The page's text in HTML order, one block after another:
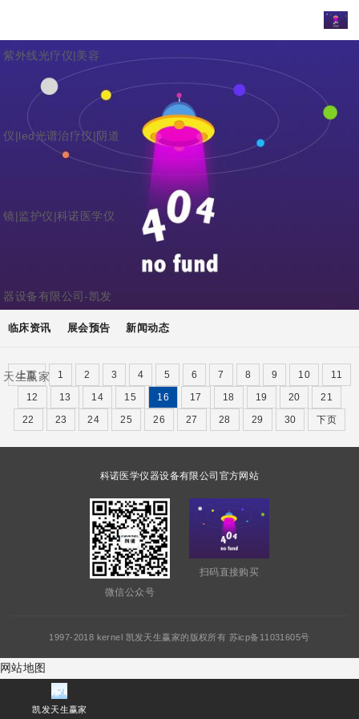
紫外线光疗仪|美容
仪|led光谱治疗仪|阴道
镜|监护仪|科诺医学仪
器设备有限公司-凯发
天生赢家
凯发天生赢家
临床资讯 展会预告 新闻动态
上页 1 2 3 4 5 6 7 8 9 10
11
12
13 14 15 16 17 18 19 20
21
22
23 24 25 26 27 28 29 30 下页
科诺医学仪器设备有限公司官方网站
微信公众号
扫码直接购买
1997-2018 kernel 凯发天生赢家的版权所有 苏icp备11031605号
网站地图